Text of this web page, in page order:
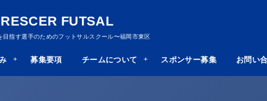
FUTSAL
目指す選手のためのフットサルスクール〜福岡市東区
募集要項 チームについて スポンサー募集 お問い